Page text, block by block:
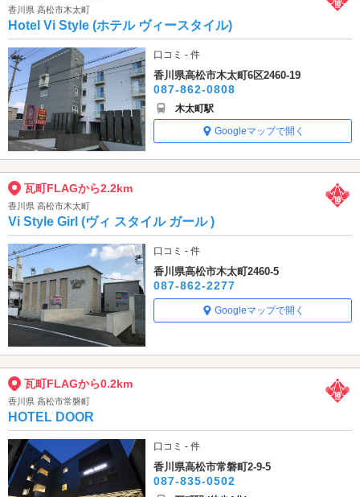
香川県 高松市木太町
Hotel Vi Style (ホテル ヴィースタイル)
口コミ - 件
香川県高松市木太町6区2460-19
087-862-0808
木太町駅
Googleマップで開く
瓦町FLAGから2.2km
香川県 高松市木太町
Vi Style Girl (ヴィ スタイル ガール )
口コミ - 件
香川県高松市木太町2460-5
087-862-2277
Googleマップで開く
瓦町FLAGから0.2km
香川県 高松市常磐町
HOTEL DOOR
口コミ - 件
香川県高松市常磐町2-9-5
087-835-0502